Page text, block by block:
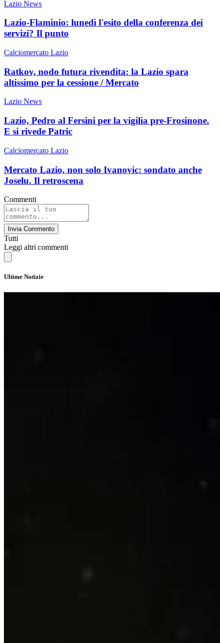
Lazio News
Lazio-Flaminio: lunedì l'esito della conferenza dei
servizi? Il punto
Calciomercato Lazio
Ratkov, nodo futura rivendita: la Lazio spara
altissimo per la cessione / Mercato
Lazio News
Lazio, Pedro al Fersini per la vigilia pre-Frosinone.
E si rivede Patric
Calciomercato Lazio
Mercato Lazio, non solo Ivanovic: sondato anche
Joselu. Il retroscena
Commenti
Invia Commento
Tutti
Leggi altri commenti
Ultime Notizie